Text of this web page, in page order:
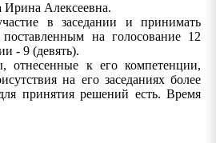
Ирина Алексеевна.
в заседании и принимать
на голосование 12
- 9 (девять).
отнесенные к его компетенции,
на его заседаниях более
принятия решений есть. Время